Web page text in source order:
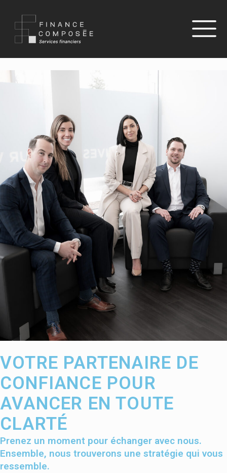
VOTRE PARTENAIRE DE
CONFIANCE POUR
AVANCER EN TOUTE
CLARTÉ
Prenez un moment pour échanger avec nous.
Ensemble, nous trouverons une stratégie qui vous
ressemble.